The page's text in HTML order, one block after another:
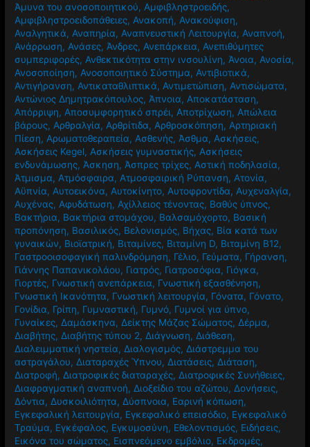
Άμυνα του ανοσοποιητικού, Αμφιβληστροειδής,
Αμφιβληστροειδοπάθειες, Ανακοπή, Ανακούφιση,
Αναλγητικά, Αναπηρία, Αναπνευστική Λειτουργία, Αναπνοή,
Ανάρρωση, Ανάσες, Άνδρες, Ανεπάρκεια, Ανεπιθύμητες
συμπεριφορές, Ανθεκτικότητα στην ινσουλίνη, Άνοια, Ανοσία,
Ανοσοποίηση, Ανοσοποιητικό Σύστημα, Αντιβιοτικά,
Αντιγήρανση, Αντικαταθλιπτικά, Αντιμετώπιση, Αντισώματα,
Αντώνιος Δημητρακόπουλος, Άπνοια, Αποκατάσταση,
Απόρριψη, Αποσυμφορητικό σπρέι, Αποτρίχωση, Απώλεια
βάρους, Αρθραλγία, Αρθρίτιδα, Αρθροσκόπηση, Αρτηριακή
Πίεση, Αρωματοθεραπεία, Ασθενής, Άσθμα, Ασκήσεις,
Ασκήσεις Kegel, Ασκήσεις γυμναστικής, Ασκήσεις
ενδυνάμωσης, Άσκηση, Άσπρες τρίχες, Αστική ποδηλασία,
Άτμισμα, Ατμόσφαιρα, Ατμοσφαιρική Ρύπανση, Ατονία,
Αϋπνία, Αυτοεικόνα, Αυτοκίνητο, Αυτοφροντίδα, Αυχεναλγία,
Αυχένας, Αφυδάτωση, Αχίλλειος τένοντας, Βαθύς ύπνος,
Βακτήρια, Βακτήρια στομάχου, Βαλσαμόχορτο, Βασική
προπόνηση, Βασιλικός, Βελονισμός, Βήχας, Βία κατά των
γυναικών, Βιοϊατρική, Βιταμίνες, Βιταμίνη D, Βιταμίνη Β12,
Γαστροοισοφαγική παλινδρόμηση, Γέλιο, Γεύματα, Γήρανση,
Γιάννης Παπανικολάου, Γιατρός, Γιατροσόφια, Γιόγκα,
Γιορτές, Γνωστική ανεπάρκεια, Γνωστική εξασθένηση,
Γνωστική Ικανότητα, Γνωστική λειτουργία, Γόνατα, Γόνατο,
Γονίδια, Γρίπη, Γυμναστική, Γυμνό, Γυμνοί για ύπνο,
Γυναίκες, Δαμάσκηνα, Δείκτης Μάζας Σώματος, Δέρμα,
Διαβήτης, Διαβήτης τύπου 2, Διάγνωση, Διάθεση,
Διαλειμματική νηστεία, Διαλογισμός, Διάστρεμμα του
αστραγάλου, Διαταραχές Ύπνου, Διατάσεις, Διάταση,
Διατροφή, Διατροφικές διαταραχές, Διατροφικές Συνήθειες,
Διαφραγματική αναπνοή, Διοξείδιο του αζώτου, Δονήσεις,
Δόντια, Δυσκοιλιότητα, Δύσπνοια, Εαρινή κόπωση,
Εγκεφαλική λειτουργία, Εγκεφαλικό επεισόδιο, Εγκεφαλικό
Τραύμα, Εγκέφαλος, Εγκυμοσύνη, Εθελοντισμός, Ειδήσεις,
Εικόνα του σώματος, Εισπνεόμενο εμβόλιο, Εκδρομές,